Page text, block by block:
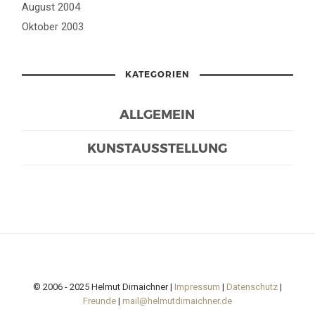
August 2004
Oktober 2003
KATEGORIEN
ALLGEMEIN
KUNSTAUSSTELLUNG
© 2006 - 2025 Helmut Dirnaichner | Impressum | Datenschutz|
Freunde| mail@helmutdirnaichner.de